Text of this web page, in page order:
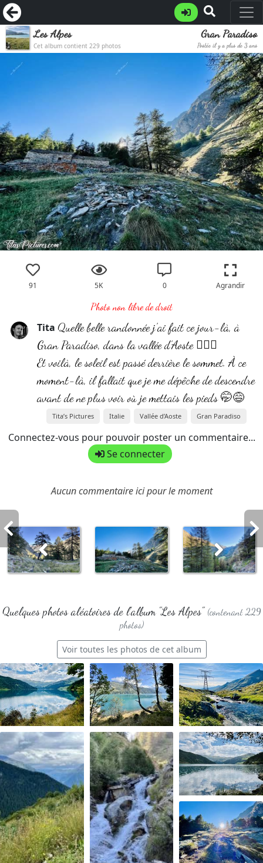
Les Alpes
Cet album contient 229 photos
Gran Paradiso
Postée il y a plus de 3 ans
91 5K 0 Agrandir
Photo non libre de droit
Tita Quelle belle randonnée j’ai fait ce jour-là, à
Gran Paradiso, dans la vallée d’Aoste 👍🏻😍
Et voilà, le soleil est passé derrière le sommet. À ce
moment-là, il fallait que je me dépêche de descendre
avant de ne plus voir où je mettais les pieds 🤭😅
Tita’s Pictures Italie Vallée d’Aoste Gran Paradiso
Connectez-vous pour pouvoir poster un commentaire...
Se connecter
Aucun commentaire ici pour le moment
Quelques photos aléatoires de l'album "Les Alpes" (contenant 229
photos)
Voir toutes les photos de cet album